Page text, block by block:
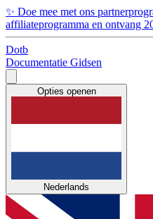
✨ Doe mee met ons
affiliateprogramma en ontvang
Dotb
Documentatie Gidsen
Opties openen
Nederlands